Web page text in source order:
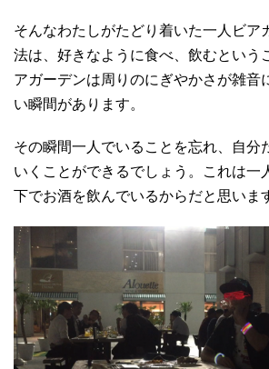
そんなわたしがたどり着いた一人ビア
法は、好きなように食べ、飲むという
アガーデンは周りのにぎやかさが雑音
い瞬間があります。
その瞬間一人でいることを忘れ、自分
いくことができるでしょう。これは一
下でお酒を飲んでいるからだと思いま